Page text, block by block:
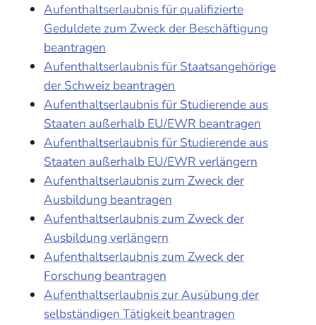
Aufenthaltserlaubnis für qualifizierte
Geduldete zum Zweck der Beschäftigung
beantragen
Aufenthaltserlaubnis für Staatsangehörige
der Schweiz beantragen
Aufenthaltserlaubnis für Studierende aus
Staaten außerhalb EU/EWR beantragen
Aufenthaltserlaubnis für Studierende aus
Staaten außerhalb EU/EWR verlängern
Aufenthaltserlaubnis zum Zweck der
Ausbildung beantragen
Aufenthaltserlaubnis zum Zweck der
Ausbildung verlängern
Aufenthaltserlaubnis zum Zweck der
Forschung beantragen
Aufenthaltserlaubnis zur Ausübung der
selbständigen Tätigkeit beantragen